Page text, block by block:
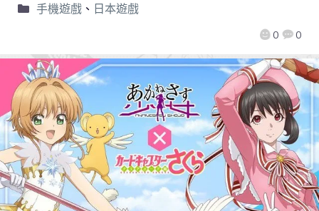
0 0
手機遊戲、 日本遊戲